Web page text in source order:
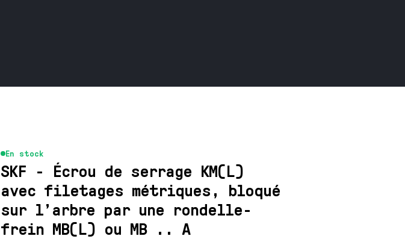
En stock
SKF - Écrou de serrage KM(L)
avec filetages métriques, bloqué
sur l’arbre par une rondelle-
frein MB(L) ou MB .. A